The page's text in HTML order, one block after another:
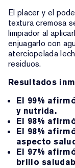
El placer y el
textura cremosa
limpiador al
enjuagarlo con
aterciopelada
residuos.
Resultados
El 99%
y nutrida.
El 98%
El 98%
aspecto
El 97%
brillo